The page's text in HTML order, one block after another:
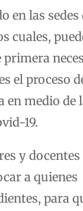
en las sedes
cuales,
primera
el proceso
en medio de
19.
y docentes
a quienes
para